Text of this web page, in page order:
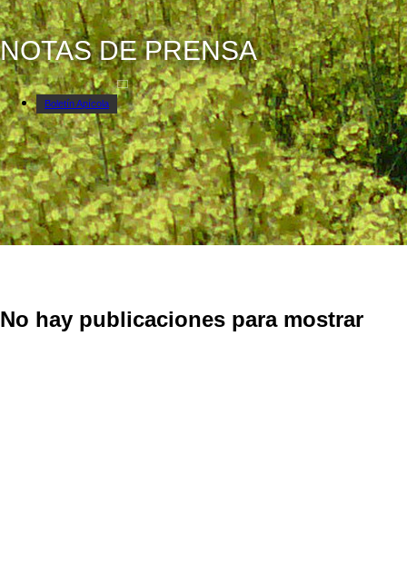
NOTAS DE PRENSA
Boletín Apícola
No hay publicaciones para mostrar